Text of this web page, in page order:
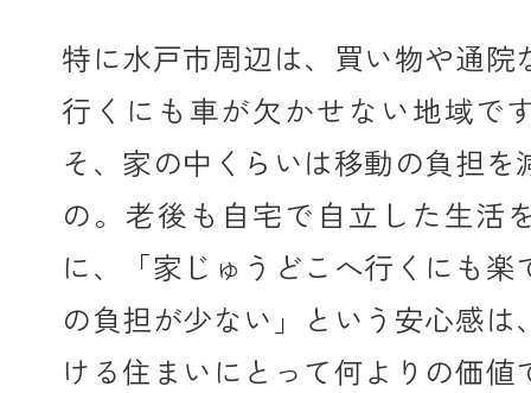
特に水戸市周辺は、買い物や通院
行くにも車が欠かせない地域で
そ、家の中くらいは移動の負担を
の。老後も自宅で自立した生活
に、「家じゅうどこへ行くにも楽
の負担が少ない」という安心感は
ける住まいにとって何よりの価値